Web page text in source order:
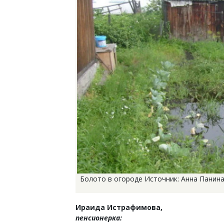
Болото в огороде Источник: Анна Панина
Ираида Истрафимова,
пенсионерка: